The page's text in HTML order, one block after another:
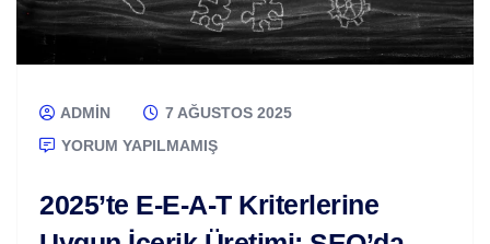
ADMIN
7 AĞUSTOS 2025
YORUM YAPILMAMIŞ
2025’te E-E-A-T Kriterlerine